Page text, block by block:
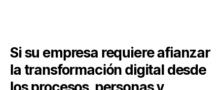
Si su empresa requiere afianzar
la transformación digital desde